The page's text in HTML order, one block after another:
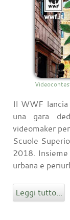
Il WWF
una gara
videomaker
Scuole
2018. Insieme
urbana e
Leggi tutto...